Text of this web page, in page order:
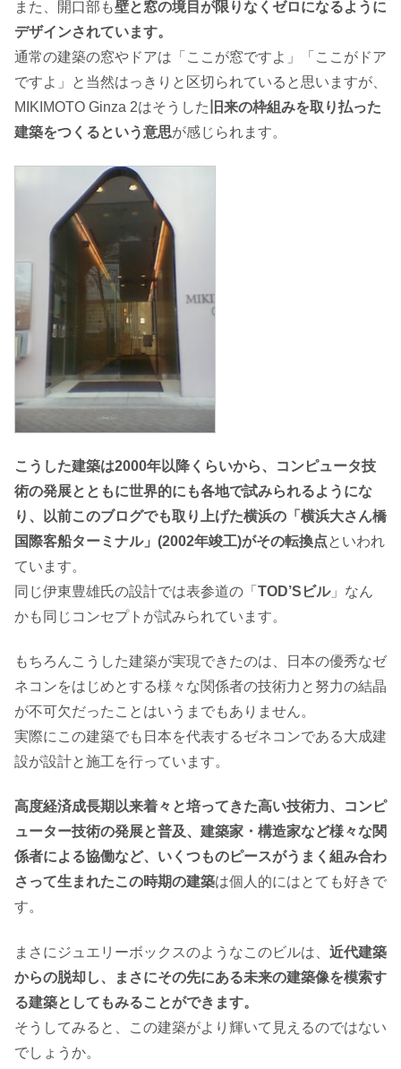
また、開口部も壁と窓の境目が限りなくゼロになるように
デザインされています。
通常の建築の窓やドアは「ここが窓ですよ」「ここがドア
ですよ」と当然はっきりと区切られていると思いますが、
MIKIMOTO Ginza 2はそうした 旧来の枠組みを取り払った
建築をつくるという意思が感じられます。
こうした建築は2000年以降くらいから、コンピュータ技
術の発展とともに世界的にも各地で試みられるようにな
り、以前このブログでも取り上げた横浜の「横浜大さん橋
国際客船ターミナル」(2002年竣工)がその転換点といわれ
ています。
同じ伊東豊雄氏の設計では表参道の「 TOD’Sビル」なん
かも同じコンセプトが試みられています。
もちろんこうした建築が実現できたのは、日本の優秀なゼ
ネコンをはじめとする様々な関係者の技術力と努力の結晶
が不可欠だったことはいうまでもありません。
実際にこの建築でも日本を代表するゼネコンである大成建
設が設計と施工を行っています。
高度経済成長期以来着々と培ってきた高い技術力、コンピ
ューター技術の発展と普及、建築家・構造家など様々な関
係者による協働など、いくつものピースがうまく組み合わ
さって生まれたこの時期の建築は個人的にはとても好きで
す。
まさにジュエリーボックスのようなこのビルは、 近代建築
からの脱却し、まさにその先にある未来の建築像を模索す
る建築としてもみることができます。
そうしてみると、この建築がより輝いて見えるのではない
でしょうか。